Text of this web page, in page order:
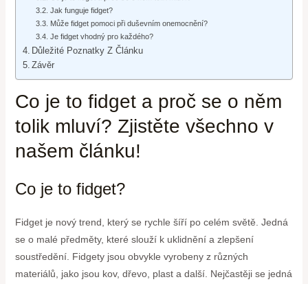
Jak funguje fidget?
Může fidget pomoci při duševním onemocnění?
Je fidget vhodný pro každého?
Důležité Poznatky Z Článku
Závěr
Co je to fidget a proč se o něm
tolik mluví? Zjistěte všechno v
našem článku!
Co je to fidget?
Fidget je nový trend, který se rychle šíří po celém světě. Jedná
se o malé předměty, které slouží k uklidnění a zlepšení
soustředění. Fidgety jsou obvykle vyrobeny z různých
materiálů, jako jsou kov, dřevo, plast a další. Nejčastěji se jedná